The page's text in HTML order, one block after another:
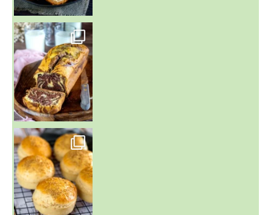
~ BUNS MAISON ~
Un peu de boulange par ici au